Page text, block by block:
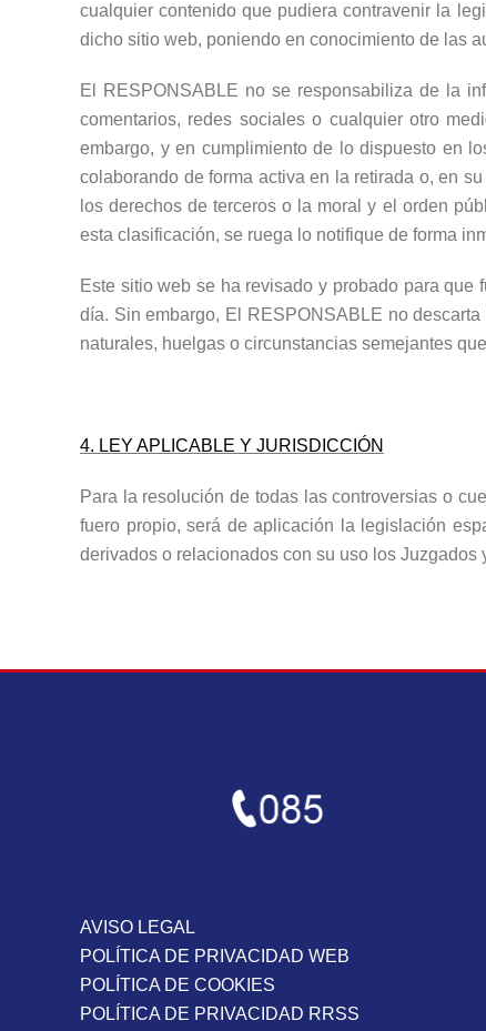
cualquier contenido que pudiera contravenir la
dicho sitio web, poniendo en conocimiento de las
El RESPONSABLE no se responsabiliza de la
comentarios, redes sociales o cualquier otro
embargo, y en cumplimiento de lo dispuesto en
colaborando de forma activa en la retirada o, en
los derechos de terceros o la moral y el orden
esta clasificación, se ruega lo notifique de forma
Este sitio web se ha revisado y probado para que
día. Sin embargo, El RESPONSABLE no
naturales, huelgas o circunstancias semejantes
4. LEY APLICABLE Y JURISDICCIÓN
Para la resolución de todas las controversias o
fuero propio, será de aplicación la legislación
derivados o relacionados con su uso los Juzgados
AVISO LEGAL
POLÍTICA DE PRIVACIDAD WEB
POLÍTICA DE COOKIES
POLÍTICA DE PRIVACIDAD RRSS